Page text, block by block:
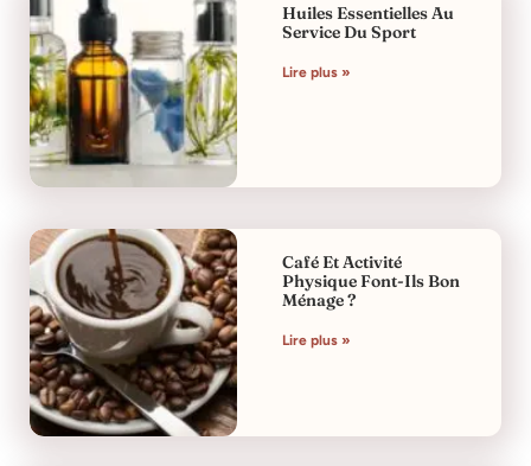
Huiles Essentielles Au
Service Du Sport
Lire plus »
Café Et Activité
Physique Font-Ils Bon
Ménage ?
Lire plus »